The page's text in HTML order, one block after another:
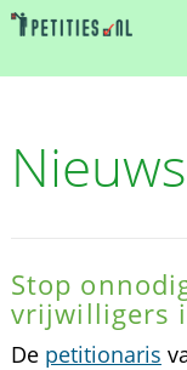
Nieuws
Stop
vrijwilligers
De petitionaris